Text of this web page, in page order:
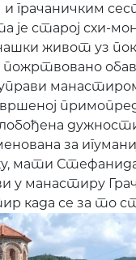
грачаничким
старој схи-
живот уз
пожртвовано
за
мати
у манастиру
када се за то